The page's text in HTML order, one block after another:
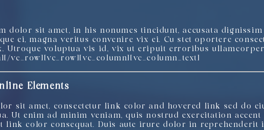
dolor sit amet, in his nonumes tincidunt, accusata dignissim
ei, magna veritus convenire vix ei. Cu stet oportere
Utroque voluptua vis id, vix ut eripuit erroribus
vc_row][vc_row][vc_column][vc_column_text]
Elements
sit amet, consectetur link color and hovered link sed do
Ut enim ad minim veniam, quis nostrud exercitation
link color consequat. Duis aute irure dolor in reprehenderit